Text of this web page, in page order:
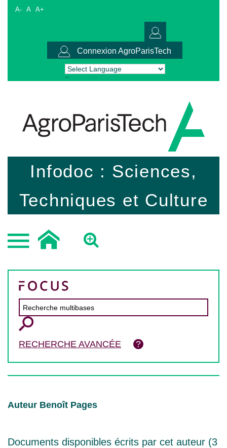
A- A A+
Connexion AgroParisTech
Powered by Translate
Infodoc : Sciences,
Techniques et Culture
RECHERCHE AVANCÉE
Auteur Benoît Pages
Documents disponibles écrits par cet auteur (3